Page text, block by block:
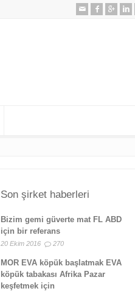
Son şirket haberleri
Bizim gemi güverte mat FL ABD
için bir referans
20 Ekim 2016 270
MOR EVA köpük başlatmak EVA
köpük tabakası Afrika Pazar
keşfetmek için